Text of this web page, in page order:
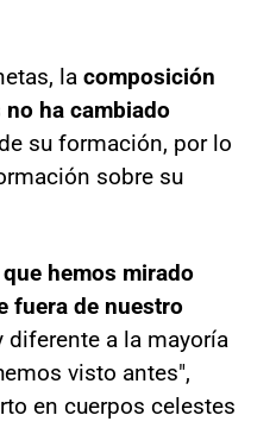
la composición
ha cambiado
su formación, por lo
sobre su
hemos mirado
fuera de nuestro
diferente a la mayoría
visto antes",
en cuerpos celestes